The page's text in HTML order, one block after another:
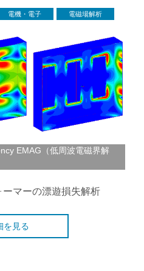
電機・電子 電磁場解析
EMAG（低周波電磁界解
マーの漂遊損失解析
を見る